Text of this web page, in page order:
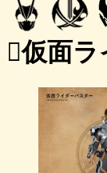
仮面ラ